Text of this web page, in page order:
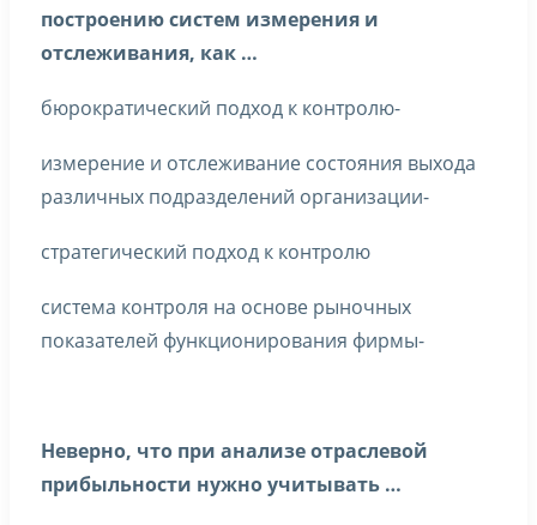
построению систем измерения и
отслеживания, как …
бюрократический подход к контролю-
измерение и отслеживание состояния выхода
различных подразделений организации-
стратегический подход к контролю
система контроля на основе рыночных
показателей функционирования фирмы-
Неверно, что при анализе отраслевой
прибыльности нужно учитывать …